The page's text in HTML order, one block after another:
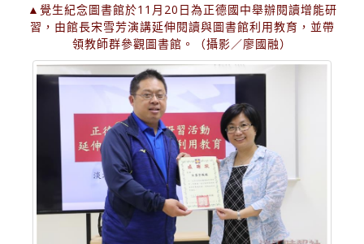
▲覺生紀念圖書館於11月20日為正德國中舉辦閱讀增能研
習，由館長宋雪芳演講延伸閱讀與圖書館利用教育，並帶
領教師群參觀圖書館。（攝影／廖國融）